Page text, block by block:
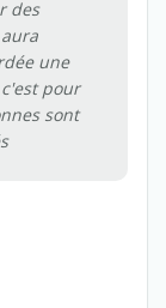
des
une
pour
sont